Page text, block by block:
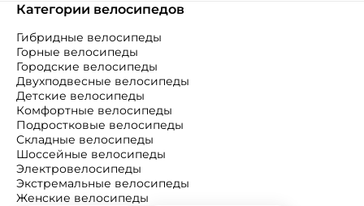
Категории велосипедов
Гибридные велосипеды
Горные велосипеды
Городские велосипеды
Двухподвесные велосипеды
Детские велосипеды
Комфортные велосипеды
Подростковые велосипеды
Складные велосипеды
Шоссейные велосипеды
Электровелосипеды
Экстремальные велосипеды
Женские велосипеды